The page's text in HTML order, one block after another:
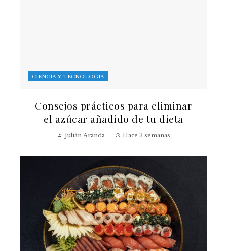
CIENCIA Y TECNOLOGÍA
Consejos prácticos para eliminar
el azúcar añadido de tu dieta
Julián Aranda Hace 3 semanas